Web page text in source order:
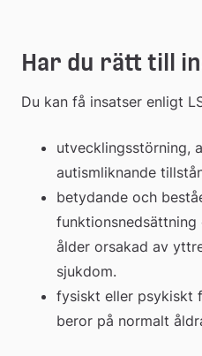
Har du rätt till
Du kan få insatser enligt
utvecklingsstörning,
autismliknande
betydande och
ålder orsakad av
sjukdom.
fysiskt eller psykiskt
beror på normalt